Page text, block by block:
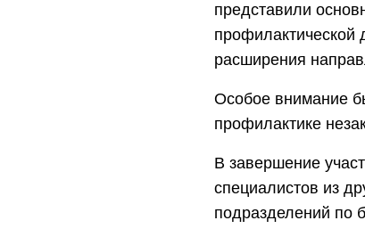
представили
профилактической
расширения
Особое внимание
профилактике
В завершение
специалистов из
подразделений по